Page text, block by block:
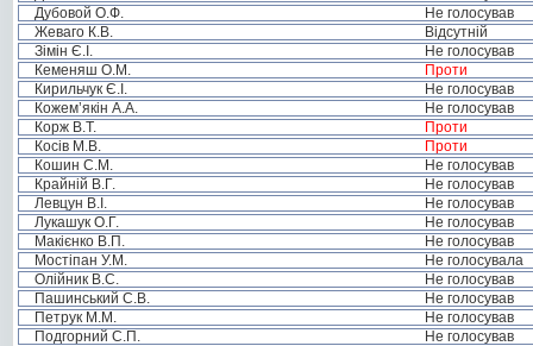
Дубовой О.Ф.
Не голосував
Жеваго К.В.
Відсутній
Зімін Є.І.
Не голосував
Кеменяш О.М.
Проти
Кирильчук Є.І.
Не голосував
Кожем’якін А.А.
Не голосував
Корж В.Т.
Проти
Косів М.В.
Проти
Кошин С.М.
Не голосував
Крайній В.Г.
Не голосував
Левцун В.І.
Не голосував
Лукашук О.Г.
Не голосував
Макієнко В.П.
Не голосував
Мостіпан У.М.
Не голосувала
Олійник В.С.
Не голосував
Пашинський С.В.
Не голосував
Петрук М.М.
Не голосував
Подгорний С.П.
Не голосував